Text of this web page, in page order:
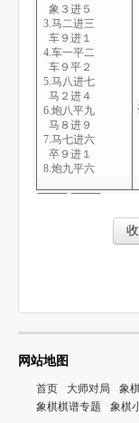
象３进５
3.马二进三
车９进１
4.车一平二
车９平２
5.马八进七
马２进４
6.炮八平九
马８进９
7.马七进六
卒９进１
8.炮九平六
9.仕六进五
13.炮六进六
车４平２
前车平４
16.炮七平六
车４平５
网站地图
首页 大师对局 象
象棋棋谱专题
象棋